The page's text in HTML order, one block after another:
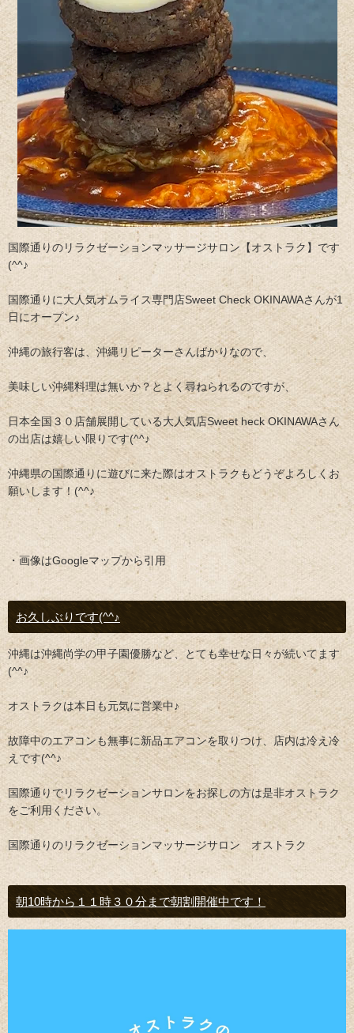
国際通りのリラクゼーションマッサージサロン【オストラク】です
(^^♪
国際通りに大人気オムライス専門店Sweet Check OKINAWAさんが1
日にオープン♪
沖縄の旅行客は、沖縄リピーターさんばかりなので、
美味しい沖縄料理は無いか？とよく尋ねられるのですが、
日本全国３０店舗展開している大人気店Sweet heck OKINAWAさん
の出店は嬉しい限りです(^^♪
沖縄県の国際通りに遊びに来た際はオストラクもどうぞよろしくお
願いします！(^^♪
・画像はGoogleマップから引用
お久しぶりです(^^♪
沖縄は沖縄尚学の甲子園優勝など、とても幸せな日々が続いてます
(^^♪
オストラクは本日も元気に営業中♪
故障中のエアコンも無事に新品エアコンを取りつけ、店内は冷え冷
えです(^^♪
国際通りでリラクゼーションサロンをお探しの方は是非オストラク
をご利用ください。
国際通りのリラクゼーションマッサージサロン オストラク
朝10時から１１時３０分まで朝割開催中です！